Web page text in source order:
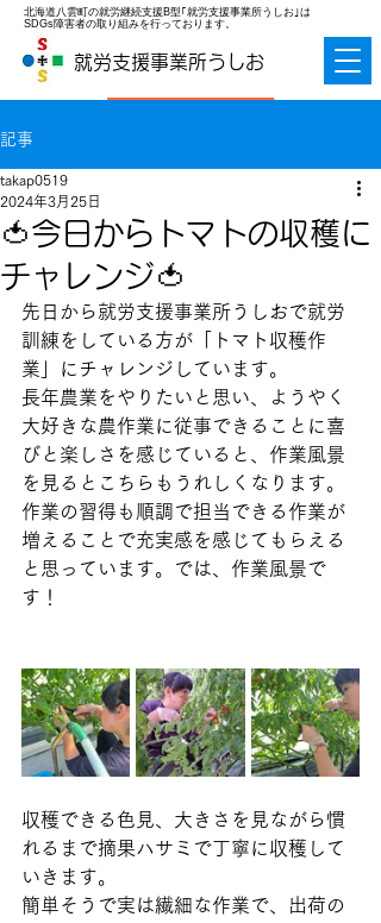
北海道八雲町の就労継続支援B型｢就労支援事業所うしお｣は
SDGs障害者の取り組みを行っております。
就労支援事業所うしお
記事
🍅今日からトマトの収穫に
チャレンジ🍅
takap0519
2024年3月25日
先日から就労支援事業所うしおで就労
訓練をしている方が「トマト収穫作
業」にチャレンジしています。
長年農業をやりたいと思い、ようやく
大好きな農作業に従事できることに喜
びと楽しさを感じていると、作業風景
を見るとこちらもうれしくなります。
作業の習得も順調で担当できる作業が
増えることで充実感を感じてもらえる
と思っています。では、作業風景で
す！
収穫できる色見、大きさを見ながら慣
れるまで摘果ハサミで丁寧に収穫して
いきます。
簡単そうで実は繊細な作業で、出荷の